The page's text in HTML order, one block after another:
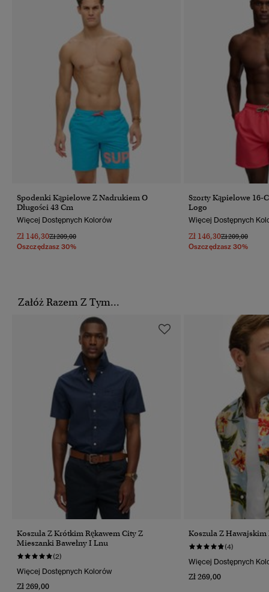
Spodenki Kąpielowe Z Nadrukiem O
Długości 43 Cm
Więcej Dostępnych Kolorów
Zł 146,30Cena Obniżona Od
Zł 209,00Do
Oszczędzasz 30%
Szorty Kąpielowe 16-
Logo
Więcej Dostępnych
Zł 146,30Cena
Zł 209,00Do
Oszczędzasz 30%
Załóż Razem Z Tym...
Koszula Z Krótkim Rękawem City Z
Mieszanki Bawełny I Lnu
(2)
Więcej Dostępnych Kolorów
Zł 269,00
Koszula Z
(4)
Więcej Dostępnych
Zł 269,00